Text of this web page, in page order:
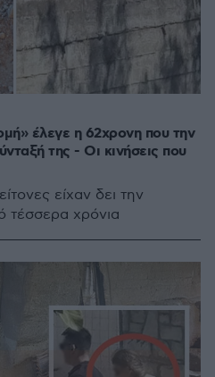
έλεγε η 62χρονη που την
της - Οι κινήσεις που
είχαν δει την
τέσσερα χρόνια